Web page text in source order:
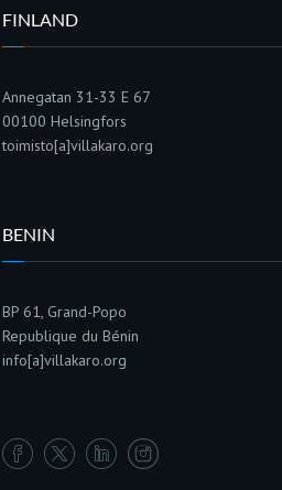
FINLAND
Annegatan 31-33 E 67
00100 Helsingfors
toimisto[a]villakaro.org
BENIN
BP 61, Grand-Popo
Republique du Bénin
info[a]villakaro.org